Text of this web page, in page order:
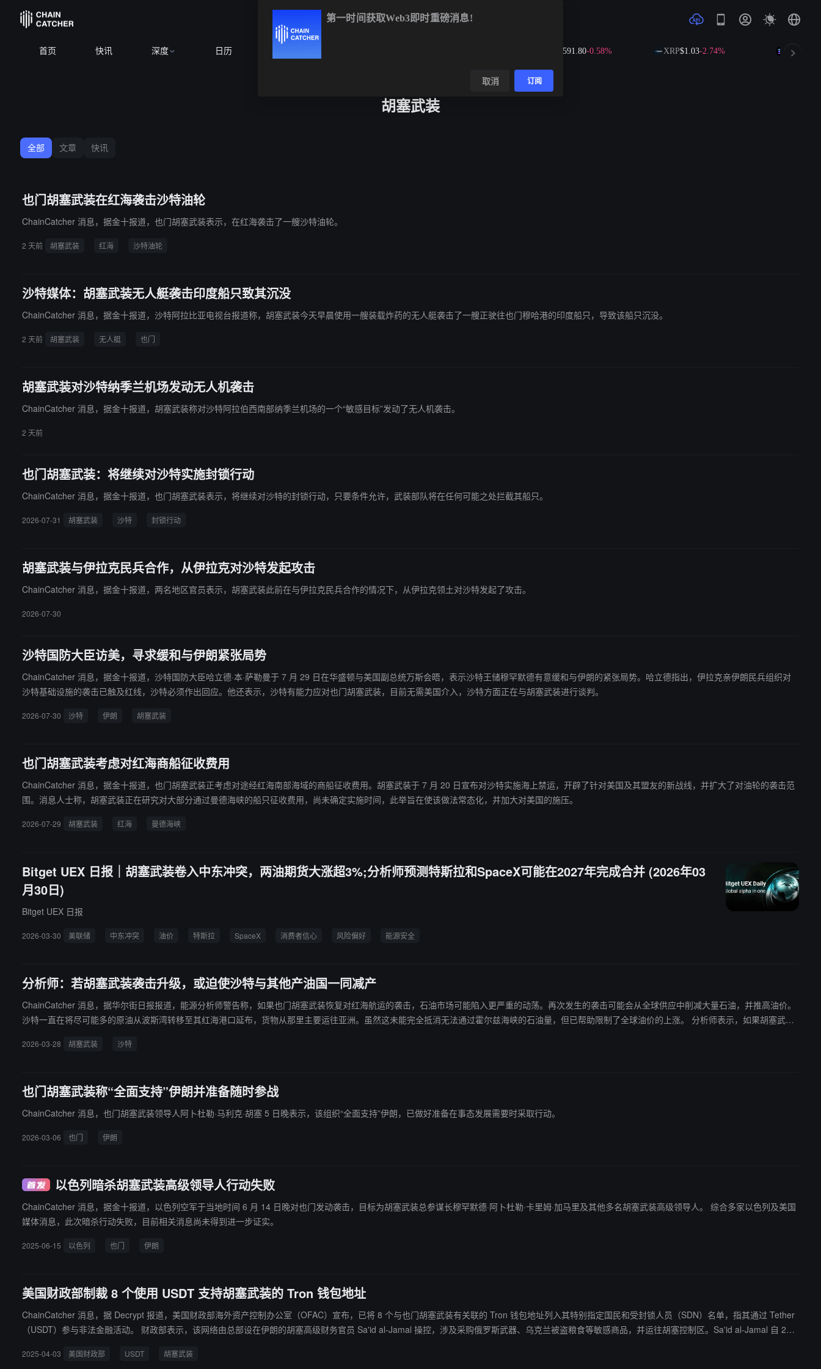
首页 快讯 深度 日历 $591.80 -0.58% XRP$1.03 -2.74% SOL$72.86
胡塞武装
全部 文章 快讯
也门胡塞武装在红海袭击沙特油轮
ChainCatcher 消息，据金十报道，也门胡塞武装表示，在红海袭击了一艘沙特油轮。
2 天前 胡塞武装 红海 沙特油轮
沙特媒体：胡塞武装无人艇袭击印度船只致其沉没
ChainCatcher 消息，据金十报道，沙特阿拉比亚电视台报道称，胡塞武装今天早晨使用一艘装载炸药的无人艇袭击了一艘正驶往也门穆哈港的印度船只，导致该船只沉没。
2 天前 胡塞武装 无人艇 也门
胡塞武装对沙特纳季兰机场发动无人机袭击
ChainCatcher 消息，据金十报道，胡塞武装称对沙特阿拉伯西南部纳季兰机场的一个“敏感目标”发动了无人机袭击。
2 天前
也门胡塞武装：将继续对沙特实施封锁行动
ChainCatcher 消息，据金十报道，也门胡塞武装表示，将继续对沙特的封锁行动，只要条件允许，武装部队将在任何可能之处拦截其船只。
2026-07-31 胡塞武装 沙特 封锁行动
胡塞武装与伊拉克民兵合作，从伊拉克对沙特发起攻击
ChainCatcher 消息，据金十报道，两名地区官员表示，胡塞武装此前在与伊拉克民兵合作的情况下，从伊拉克领土对沙特发起了攻击。
2026-07-30
沙特国防大臣访美，寻求缓和与伊朗紧张局势
ChainCatcher 消息，据金十报道，沙特国防大臣哈立德·本·萨勒曼于 7 月 29 日在华盛顿与美国副总统万斯会晤，表示沙特王储穆罕默德有意缓和与伊朗的紧张局势。哈立德指出，伊拉克亲伊朗民兵组织对
沙特基础设施的袭击已触及红线，沙特必须作出回应。他还表示，沙特有能力应对也门胡塞武装，目前无需美国介入，沙特方面正在与胡塞武装进行谈判。
2026-07-30 沙特 伊朗 胡塞武装
也门胡塞武装考虑对红海商船征收费用
ChainCatcher 消息，据金十报道，也门胡塞武装正考虑对途经红海南部海域的商船征收费用。胡塞武装于 7 月 20 日宣布对沙特实施海上禁运，开辟了针对美国及其盟友的新战线，并扩大了对油轮的袭击范
围。消息人士称，胡塞武装正在研究对大部分通过曼德海峡的船只征收费用，尚未确定实施时间，此举旨在使该做法常态化，并加大对美国的施压。
2026-07-29 胡塞武装 红海 曼德海峡
Bitget UEX 日报｜胡塞武装卷入中东冲突，两油期货大涨超3%;分析师预测特斯拉和SpaceX可能在2027年完成合并 (2026年03
月30日)
Bitget UEX 日报
2026-03-30 美联储 中东冲突 油价 特斯拉 SpaceX 消费者信心 风险偏好 能源安全
分析师：若胡塞武装袭击升级，或迫使沙特与其他产油国一同减产
ChainCatcher 消息，据华尔街日报报道，能源分析师警告称，如果也门胡塞武装恢复对红海航运的袭击，石油市场可能陷入更严重的动荡。再次发生的袭击可能会从全球供应中削减大量石油，并推高油价。
沙特一直在将尽可能多的原油从波斯湾转移至其红海港口延布，货物从那里主要运往亚洲。虽然这未能完全抵消无法通过霍尔兹海峡的石油量，但已帮助限制了全球油价的上涨。 分析师表示，如果胡塞武装
2026-03-28 胡塞武装 沙特
也门胡塞武装称“全面支持”伊朗并准备随时参战
ChainCatcher 消息，也门胡塞武装领导人阿卜杜勒·马利克·胡塞 5 日晚表示，该组织“全面支持”伊朗，已做好准备在事态发展需要时采取行动。
2026-03-06 也门 伊朗
以色列暗杀胡塞武装高级领导人行动失败
ChainCatcher 消息，据金十报道，以色列空军于当地时间 6 月 14 日晚对也门发动袭击，目标为胡塞武装总参谋长穆罕默德·阿卜杜勒·卡里姆·加马里及其他多名胡塞武装高级领导人。 综合多家以色列及美国
媒体消息，此次暗杀行动失败，目前相关消息尚未得到进一步证实。
2025-06-15 以色列 也门 伊朗
美国财政部制裁 8 个使用 USDT 支持胡塞武装的 Tron 钱包地址
ChainCatcher 消息，据 Decrypt 报道，美国财政部海外资产控制办公室（OFAC）宣布，已将 8 个与也门胡塞武装有关联的 Tron 钱包地址列入其特别指定国民和受封锁人员（SDN）名单，指其通过 Tether
（USDT）参与非法金融活动。 财政部表示，该网络由总部设在伊朗的胡塞高级财务官员 Sa'id al-Jamal 操控，涉及采购俄罗斯武器、乌克兰被盗粮食等敏感商品，并运往胡塞控制区。Sa'id al-Jamal 自 202
2025-04-03 美国财政部 USDT 胡塞武装
第一时间获取Web3即时重磅消息!
取消 订阅